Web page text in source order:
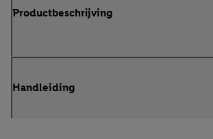
Productbeschrijving
Handleiding